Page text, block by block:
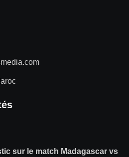
sur le match Madagascar vs